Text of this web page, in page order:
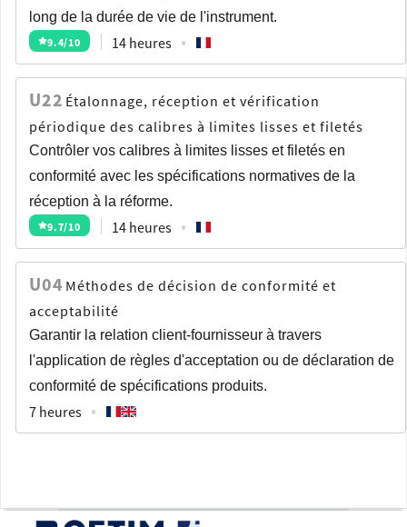
long de la durée de vie de l'instrument.
9.4/10 14 heures
U22 Étalonnage, réception et vérification
périodique des calibres à limites lisses et filetés
Contrôler vos calibres à limites lisses et filetés en
conformité avec les spécifications normatives de la
réception à la réforme.
9.7/10 14 heures
U04 Méthodes de décision de conformité et
acceptabilité
Garantir la relation client-fournisseur à travers
l'application de règles d'acceptation ou de déclaration de
conformité de spécifications produits.
7 heures